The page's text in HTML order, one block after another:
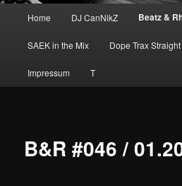
Home DJ CanNikZ Beatz &
SAEK in the Mix Dope Trax
Impressum T
B&R #046 /